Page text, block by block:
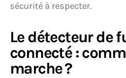
sécurité à respecter.
Le détecteur de
connecté :
marche ?